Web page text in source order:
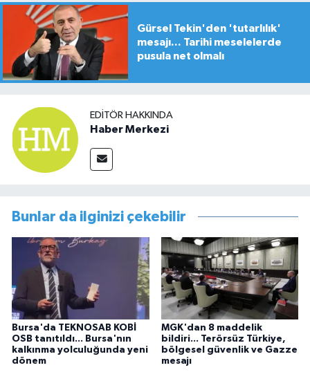
Gürsel Tekin'den 'tutarlılık'
mesajı... Tarihi meselelerde
pusula net olmalı
EDITÖR HAKKINDA
Haber Merkezi
Bunlar da ilginizi çekebilir
Bursa'da TEKNOSAB KOBİ
OSB tanıtıldı... Bursa'nın
kalkınma yolculuğunda yeni
dönem
MGK'dan 8 maddelik
bildiri... Terörsüz Türkiye,
bölgesel güvenlik ve Gazze
mesajı